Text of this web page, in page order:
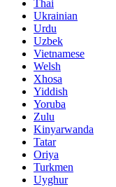
Thai
Ukrainian
Urdu
Uzbek
Vietnamese
Welsh
Xhosa
Yiddish
Yoruba
Zulu
Kinyarwanda
Tatar
Oriya
Turkmen
Uyghur